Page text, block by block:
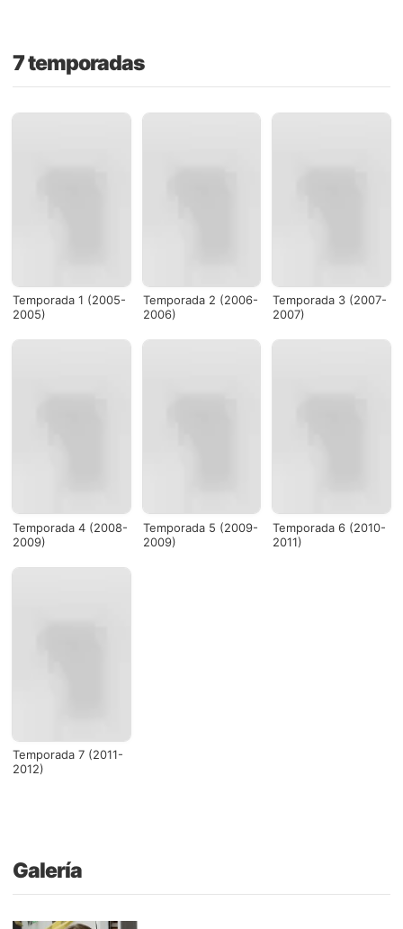
7 temporadas
Temporada 1 (2005-
2005)
Temporada 2 (2006-
2006)
Temporada 3 (2007-
2007)
Temporada 4 (2008-
2009)
Temporada 5 (2009-
2009)
Temporada 6 (2010-
2011)
Temporada 7 (2011-
2012)
Galería